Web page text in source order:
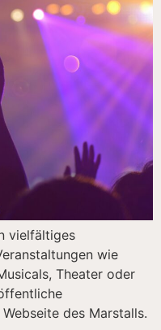
vielfältiges
wie
Theater oder
des Marstalls.